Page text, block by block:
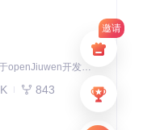
邀请
JiuwenSwarm 是一款基于openJiuwen开发的智能AI Agent，它能够将大语言模型的强大能力，通过你日常使用的各类通讯应用，直接延伸至你的指尖。
843